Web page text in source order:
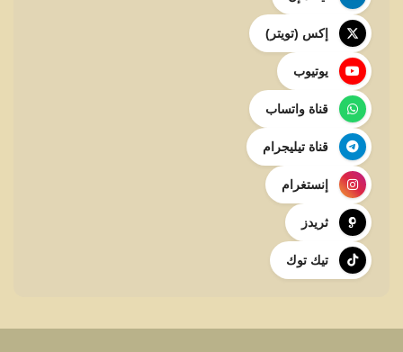
إكس (تويتر)
يوتيوب
قناة واتساب
قناة تيليجرام
إنستغرام
ثريدز
تيك توك